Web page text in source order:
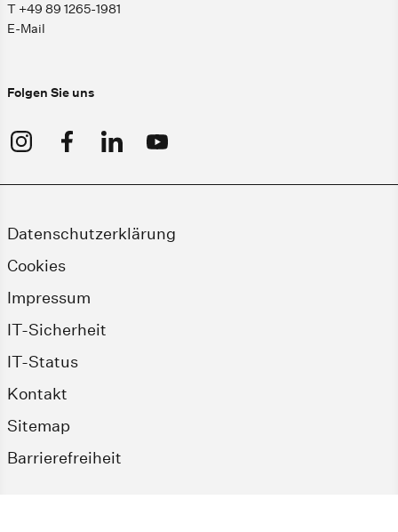
T +49 89 1265-1981
E-Mail
Folgen Sie uns
Datenschutzerklärung
Cookies
Impressum
IT-Sicherheit
IT-Status
Kontakt
Sitemap
Barrierefreiheit